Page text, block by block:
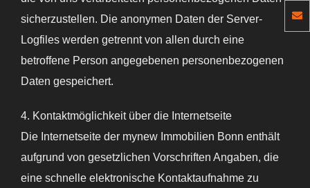
sicherzustellen. Die anonymen Daten der Server-
Logfiles werden getrennt von allen durch eine
betroffene Person angegebenen personenbezogenen
Daten gespeichert.
4. Kontaktmöglichkeit über die Internetseite
Die Internetseite der mynew Immobilien Bonn enthält
aufgrund von gesetzlichen Vorschriften Angaben, die
eine schnelle elektronische Kontaktaufnahme zu